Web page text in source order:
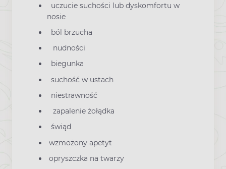
uczucie suchości lub dyskomfortu w
nosie
ból brzucha
nudności
biegunka
suchość w ustach
niestrawność
zapalenie żołądka
świąd
wzmożony apetyt
opryszczka na twarzy